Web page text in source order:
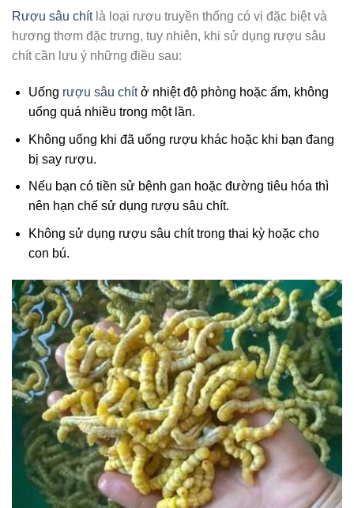
Rượu sâu chítlà loại rượu truyền thống có vị đặc biệt và
hương thơm đặc trưng, tuy nhiên, khi sử dụng rượu sâu
chít cần lưu ý những điều sau:
Uống rượu sâu chítở nhiệt độ phòng hoặc ấm, không
uống quá nhiều trong một lần.
Không uống khi đã uống rượu khác hoặc khi bạn đang
bị say rượu.
Nếu bạn có tiền sử bệnh gan hoặc đường tiêu hóa thì
nên hạn chế sử dụng rượu sâu chít.
Không sử dụng rượu sâu chít trong thai kỳ hoặc cho
con bú.